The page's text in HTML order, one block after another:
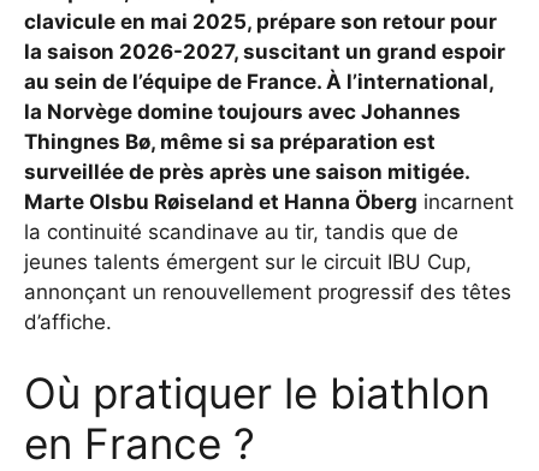
clavicule en mai 2025, prépare son retour pour
la saison 2026-2027, suscitant un grand espoir
au sein de l’équipe de France. À l’international,
la Norvège domine toujours avec Johannes
Thingnes Bø, même si sa préparation est
surveillée de près après une saison mitigée.
Marte Olsbu Røiseland et Hanna Öberg incarnent
la continuité scandinave au tir, tandis que de
jeunes talents émergent sur le circuit IBU Cup,
annonçant un renouvellement progressif des têtes
d’affiche.
Où pratiquer le biathlon
en France ?